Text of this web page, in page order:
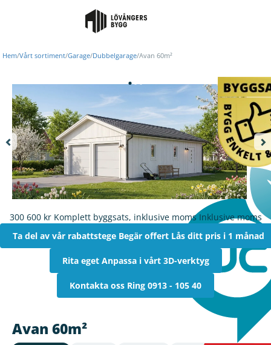
Hem/Vårt sortiment/Garage/Dubbelgarage/Avan 60m²
300 600 kr Komplett byggsats, inklusive moms Inklusive moms
Ta del av vår rabattstege Begär offert Lås ditt pris i 1 månad
Rita eget Anpassa i vårt 3D-verktyg
Kontakta oss Ring 0913 - 105 40
Avan 60m²